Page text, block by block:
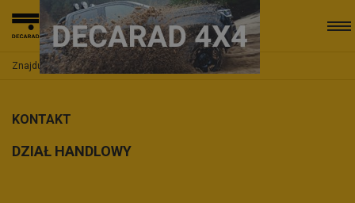
Znajdujesz się:Strona główna
KONTAKT
DZIAŁ HANDLOWY